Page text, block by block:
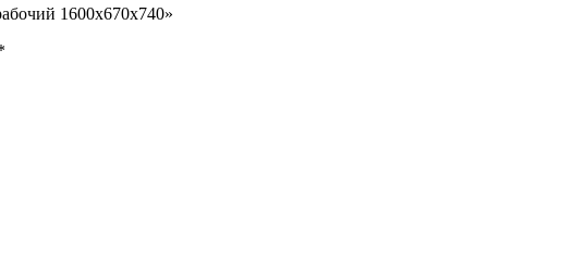
1600х670х740»